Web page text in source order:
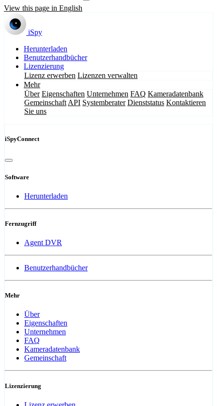
View this page in English
iSpy
Herunterladen
Benutzerhandbücher
Lizenzierung
Lizenz erwerben Lizenzen verwalten
Mehr
Über Eigenschaften Unternehmen FAQ Kameradatenbank
Gemeinschaft API Systemberater Dienststatus Kontaktieren
Sie uns
iSpyConnect
Software
Herunterladen
Fernzugriff
Agent DVR
Benutzerhandbücher
Mehr
Über
Eigenschaften
Unternehmen
FAQ
Kameradatenbank
Gemeinschaft
Lizenzierung